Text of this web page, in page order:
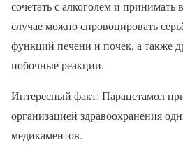
сочетать с алкоголем и
случае можно спровоцировать
функций печени и почек, а также
побочные реакции.
Интересный факт: Парацетамол
организацией здравоохранения
медикаментов.